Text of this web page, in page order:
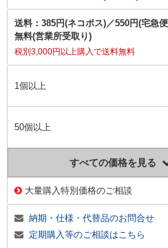
送料： 385円(ネコポス)／550円(宅急
無料(営業所受取り)
税別3,000円以上購入で送料無料
1個以上
50個以上
すべての価格を見る
大量購入特別価格のご相談
納期・仕様・代替品のお問合せ
定期購入等のご相談はこちら